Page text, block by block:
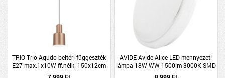
TRIO Trio Agudo beltéri függeszték
E27 max.1x10W ff.nélk. 150x12cm
fém világosbarna
7 999 Ft
AVIDE Avide Alice LED mennyezeti
lámpa 18W WW 1500lm 3000K SMD
IP44 D:33cm fehér
8 999 Ft